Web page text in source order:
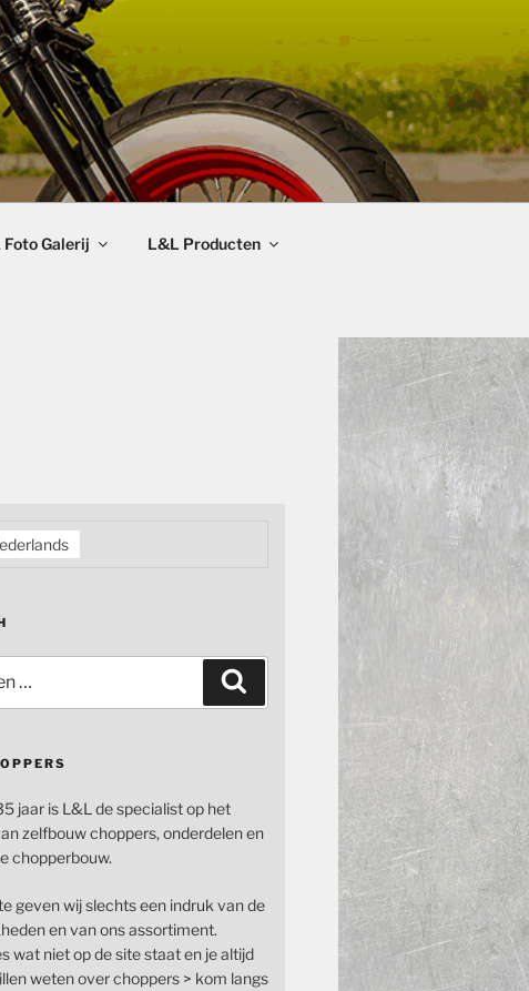
Foto Galerij L&L Producten
jaar is L&L de specialist op het
zelfbouw choppers, onderdelen en
chopperbouw.
geven wij slechts een indruk van de
en van ons assortiment.
wat niet op de site staat en je altijd
weten over choppers > kom langs